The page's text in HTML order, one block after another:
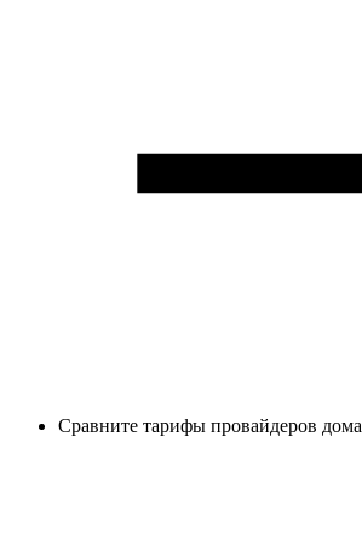
Сравните тарифы провайдеров дома